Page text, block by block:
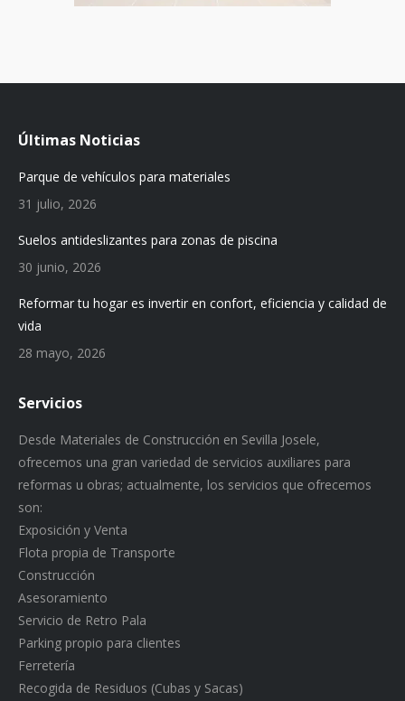
Últimas Noticias
Parque de vehículos para materiales
31 julio, 2026
Suelos antideslizantes para zonas de piscina
30 junio, 2026
Reformar tu hogar es invertir en confort, eficiencia y calidad de
vida
28 mayo, 2026
Servicios
Desde Materiales de Construcción en Sevilla Josele,
ofrecemos una gran variedad de servicios auxiliares para
reformas u obras; actualmente, los servicios que ofrecemos
son:
Exposición y Venta
Flota propia de Transporte
Construcción
Asesoramiento
Servicio de Retro Pala
Parking propio para clientes
Ferretería
Recogida de Residuos (Cubas y Sacas)